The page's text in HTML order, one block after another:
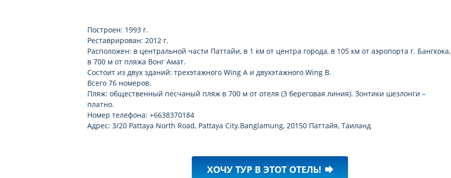
Построен: 1993 г.
Реставрирован: 2012 г.
Расположен: в центральной части Паттайи, в 1 км от центра города, в 105 км от аэропорта г. Бангкока,
в 700 м от пляжа Вонг Амат.
Состоит из двух зданий: трехэтажного Wing A и двухэтажного Wing B.
Всего 76 номеров.
Пляж: общественный песчаный пляж в 700 м от отеля (3 береговая линия). Зонтики шезлонги –
платно.
Номер телефона: +6638370184
Адрес: 3/20 Pattaya North Road, Pattaya City.Banglamung, 20150 Паттайя, Таиланд
ХОЧУ ТУР В ЭТОТ ОТЕЛЬ! forward